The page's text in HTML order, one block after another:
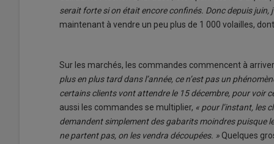
serait forte si on était encore confinés. Donc depuis juin,
maintenant à vendre un peu plus de 1 000 volailles,
Sur les marchés, les commandes commencent à
plus en plus tard dans l’année, ce n’est pas un
certains clients vont attendre le 15 décembre, pour voir
aussi les commandes se multiplier, « pour l’instant, les
demandent simplement des gabarits moindres puisque
ne partent pas, on les vendra découpées. » Quelques